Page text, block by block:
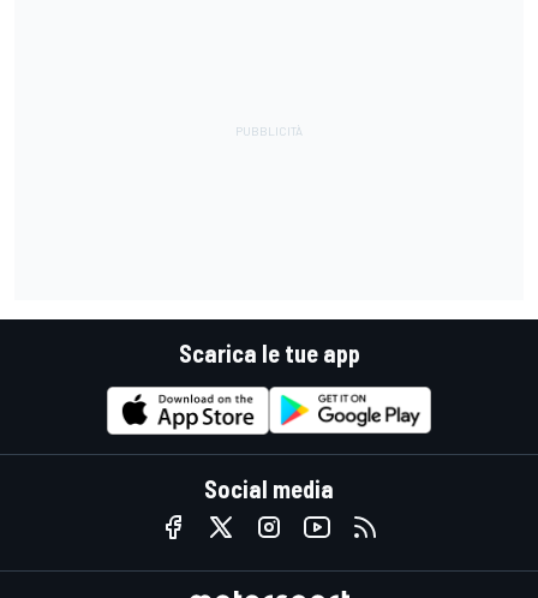
Scarica le tue app
Social media